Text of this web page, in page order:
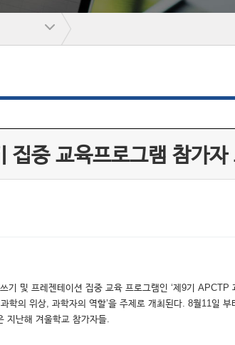
집중 교육프로그램 참가자
및 프레젠테이션 집중 교육 프로그램인 ‘제9기
학의 위상, 과학자의 역할’을 주제로 개최된다. 8월11일
지난해 겨울학교 참가자들.